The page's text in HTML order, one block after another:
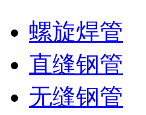
螺旋焊管
直缝钢管
无缝钢管